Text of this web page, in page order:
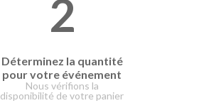
2
Déterminez la quantité
pour votre événement
Nous vérifions la
disponibilité de votre panier